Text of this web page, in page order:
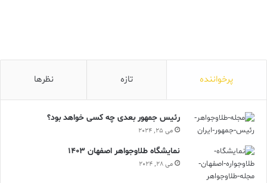
پرخواننده تازه نظرها
رئیس جمهور بعدی چه کسی خواهد بود؟
می 25, 2024
نمایشگاه طلاوجواهر اصفهان 1403
می 28, 2024